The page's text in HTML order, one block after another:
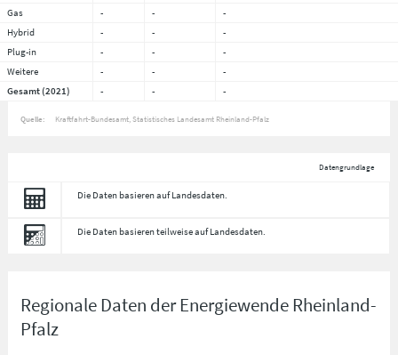
Gas
- -
-
Hybrid
- -
-
Plug-in
- -
-
Weitere
- -
-
Gesamt (2021)
- - -
Quelle: Kraftfahrt-Bundesamt, Statistisches Landesamt Rheinland-Pfalz
Datengrundlage
Die Daten basieren auf Landesdaten.
Die Daten basieren teilweise auf Landesdaten.
Regionale Daten der Energiewende Rheinland-
Pfalz